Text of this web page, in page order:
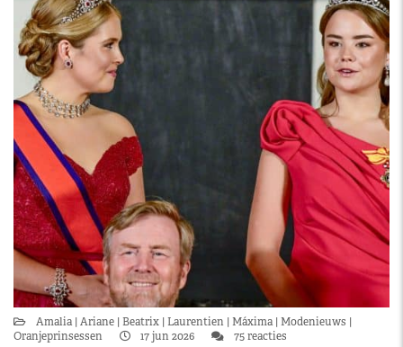
Amalia Ariane Beatrix Laurentien Máxima Modenieuws
Oranjeprinsessen
17 jun 2026 75 reacties